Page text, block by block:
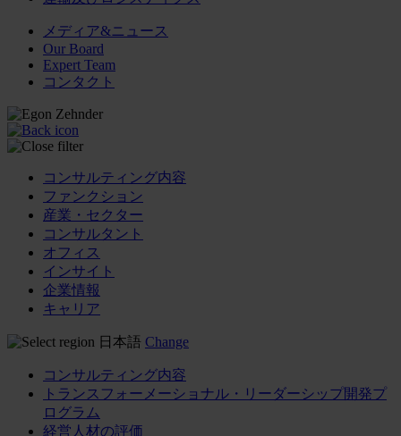
メディア&ニュース
Our Board
Expert Team
コンタクト
コンサルティング内容
ファンクション
産業・セクター
コンサルタント
オフィス
インサイト
企業情報
キャリア
日本語 Change
コンサルティング内容
トランスフォーメーショナル・リーダーシップ開発プ
ログラム
経営人材の評価